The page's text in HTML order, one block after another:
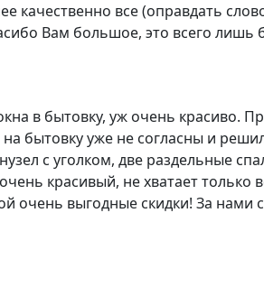
качественно все (оправдать
Вам большое, это всего лишь
в бытовку, уж очень красиво.
бытовку уже не согласны и
с уголком, две раздельные
красивый, не хватает только
очень выгодные скидки! За нами